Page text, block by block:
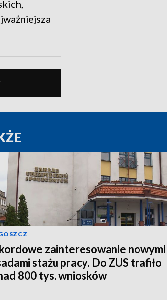
zainteresowanie nowymi
stażu pracy. Do ZUS trafiło
800 tys. wniosków